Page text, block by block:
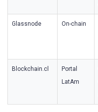
Glassnode On-chain
Blockchain.cl
Portal
LatAm